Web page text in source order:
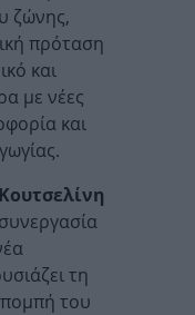
ζώνης,
πρόταση
και
με νέες
και
τη
του